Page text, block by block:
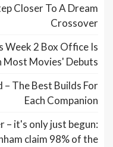
Closer To A Dream
Crossover
Week 2 Box Office Is
Most Movies' Debuts
The Best Builds For
Each Companion
– it's only just begun:
claim 98% of the